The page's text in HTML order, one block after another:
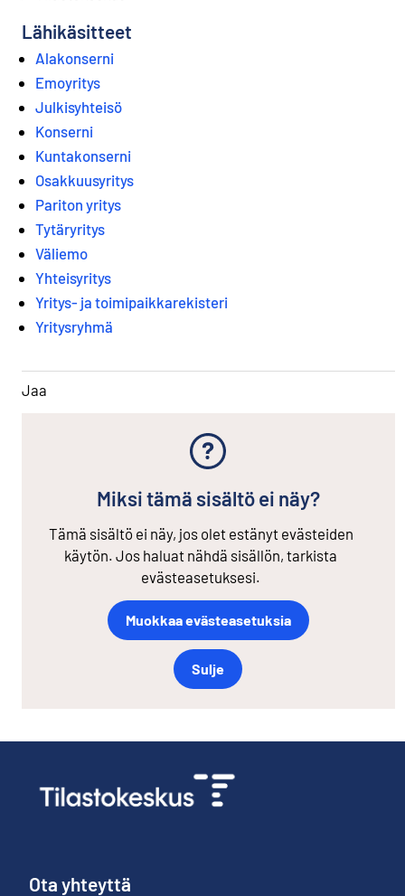
Lähikäsitteet
Alakonserni
Emoyritys
Julkisyhteisö
Konserni
Kuntakonserni
Osakkuusyritys
Pariton yritys
Tytäryritys
Väliemo
Yhteisyritys
Yritys- ja toimipaikkarekisteri
Yritysryhmä
Jaa
Miksi tämä sisältö ei näy?
Tämä sisältö ei näy, jos olet estänyt evästeiden
käytön. Jos haluat nähdä sisällön, tarkista
evästeasetuksesi.
Muokkaa evästeasetuksia
Sulje
Ota yhteyttä